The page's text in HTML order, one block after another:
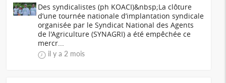
Des syndicalistes (ph KOACI)&nbsp;La clôture
d’une tournée nationale d’implantation syndicale
organisée par le Syndicat National des Agents
de l'Agriculture (SYNAGRI) a été empêchée ce
mercr...
il y a 2 mois